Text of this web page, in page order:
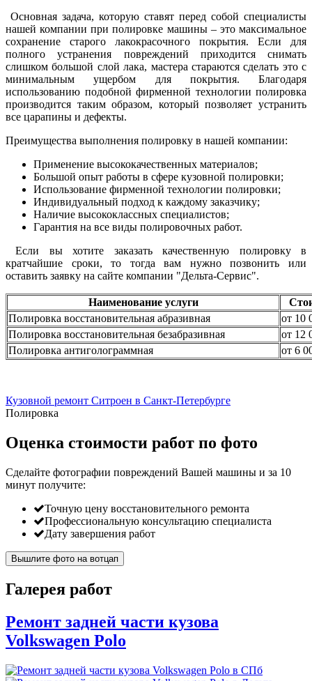
Основная задача, которую ставят перед собой специалисты
нашей компании при полировке машины – это максимальное
сохранение старого лакокрасочного покрытия. Если для
полного устранения повреждений приходится снимать
слишком большой слой лака, мастера стараются сделать это с
минимальным ущербом для покрытия. Благодаря
использованию подобной фирменной технологии полировка
производится таким образом, который позволяет устранить
все царапины и дефекты.
Преимущества выполнения полировку в нашей компании:
Применение высококачественных материалов;
Большой опыт работы в сфере кузовной полировки;
Использование фирменной технологии полировки;
Индивидуальный подход к каждому заказчику;
Наличие высококлассных специалистов;
Гарантия на все виды полировочных работ.
Если вы хотите заказать качественную полировку в
кратчайшие сроки, то тогда вам нужно позвонить или
оставить заявку на сайте компании "Дельта-Сервис".
Наименование услуги
Полировка восстановительная абразивная
от 10
Полировка восстановительная безабразивная
от 12
Полировка антиголограммная
от 6
Кузовной ремонт Ситроен в Санкт-Петербурге
Полировка
Оценка стоимости работ по фото
Сделайте фотографии повреждений Вашей машины и за 10
минут получите:
Точную цену восстановительного ремонта
Профессиональную консультацию специалиста
Дату завершения работ
Вышлите фото на вотцап
Галерея работ
Ремонт задней части кузова
Volkswagen Polo